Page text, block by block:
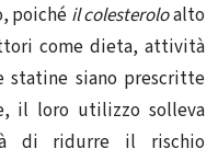
poiché il colesteroloalto
come dieta, attività
statine siano prescritte
il loro utilizzo solleva
di ridurre il rischio